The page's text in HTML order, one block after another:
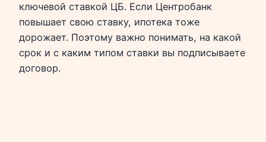
ключевой ставкой ЦБ. Если Центробанк
повышает свою ставку, ипотека тоже
дорожает. Поэтому важно понимать, на какой
срок и с каким типом ставки вы подписываете
договор.